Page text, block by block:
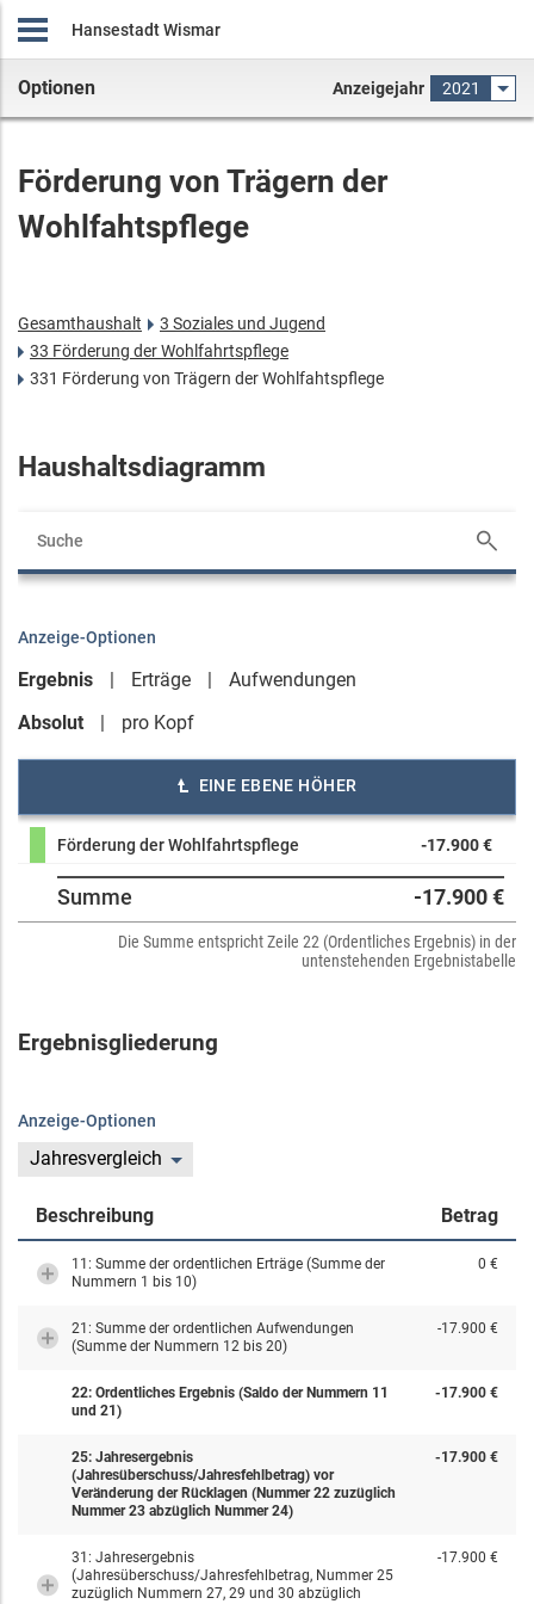
Hansestadt Wismar
Optionen Anzeigejahr 2021
Förderung von Trägern der
Wohlfahtspflege
Gesamthaushalt
3 Soziales und Jugend
33 Förderung der Wohlfahrtspflege
331 Förderung von Trägern der Wohlfahtspflege
Haushaltsdiagramm
Anzeige-Optionen
Ergebnis Erträge
Aufwendungen
Absolut
pro Kopf
EINE EBENE HÖHER
Förderung der Wohlfahrtspflege -17.900 €
Summe -17.900 €
Die Summe entspricht Zeile 22 (Ordentliches Ergebnis) in der
untenstehenden Ergebnistabelle
Ergebnisgliederung
Anzeige-Optionen
Jahresvergleich
Beschreibung Betrag
11: Summe der ordentlichen Erträge (Summe der
Nummern 1 bis 10)
0 €
21: Summe der ordentlichen Aufwendungen
(Summe der Nummern 12 bis 20)
-17.900 €
22: Ordentliches Ergebnis (Saldo der Nummern 11
und 21)
-17.900 €
25: Jahresergebnis
(Jahresüberschuss/Jahresfehlbetrag) vor
Veränderung der Rücklagen (Nummer 22 zuzüglich
Nummer 23 abzüglich Nummer 24)
-17.900 €
31: Jahresergebnis
(Jahresüberschuss/Jahresfehlbetrag, Nummer 25
zuzüglich Nummern 27, 29 und 30 abzüglich
-17.900 €